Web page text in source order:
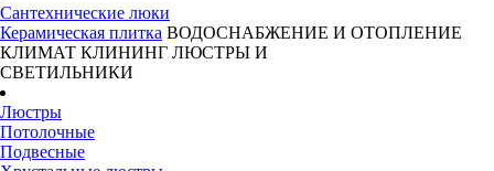
Сантехнические люки
Керамическая плитка ВОДОСНАБЖЕНИЕ И ОТОПЛЕНИЕ
КЛИМАТ КЛИНИНГ ЛЮСТРЫ И
СВЕТИЛЬНИКИ
Люстры
Потолочные
Подвесные